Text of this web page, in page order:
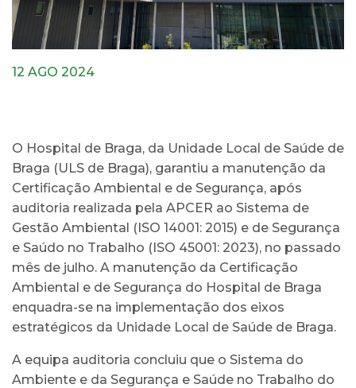
12 AGO 2024
O Hospital de Braga, da Unidade Local de Saúde de
Braga (ULS de Braga), garantiu a manutenção da
Certificação Ambiental e de Segurança, após
auditoria realizada pela APCER ao Sistema de
Gestão Ambiental (ISO 14001: 2015) e de Segurança
e Saúdo no Trabalho (ISO 45001: 2023), no passado
mês de julho. A manutenção da Certificação
Ambiental e de Segurança do Hospital de Braga
enquadra-se na implementação dos eixos
estratégicos da Unidade Local de Saúde de Braga.
A equipa auditoria concluiu que o Sistema do
Ambiente e da Segurança e Saúde no Trabalho do